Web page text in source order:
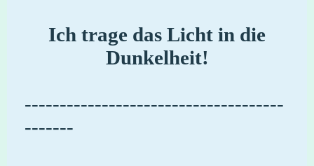
Ich trage das Licht in die
Dunkelheit!
-------------------------------------
-------